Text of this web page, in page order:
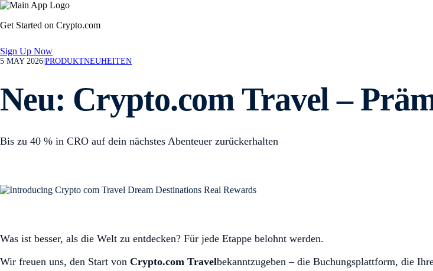
Get Started on Crypto.com
Sign Up Now
5 MAY 2026 PRODUKTNEUHEITEN
Neu: Crypto.com Travel –
Bis zu 40 % in CRO auf dein nächstes Abenteuer zurückerhalten
Was ist besser, als die Welt zu entdecken? Für jede Etappe belohnt werden.
Wir freuen uns, den Start von Crypto.com Travelbekanntzugeben – die Buchungsplattform, die